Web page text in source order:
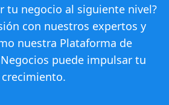
tu negocio al siguiente nivel?
con nuestros expertos y
nuestra Plataforma de
puede impulsar tu
crecimiento.